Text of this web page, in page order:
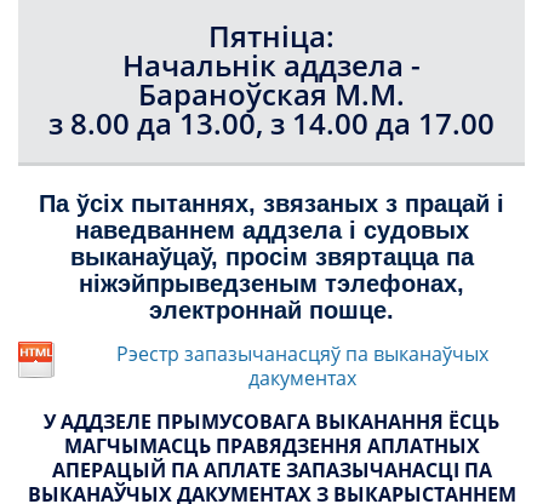
Пятніца:
Начальнік аддзела -
Бараноўская М.М.
з 8.00 да 13.00, з 14.00 да 17.00
Па ўсіх пытаннях, звязаных з працай і
наведваннем аддзела і судовых
выканаўцаў, просім звяртацца па
ніжэйпрыведзеным тэлефонах,
электроннай пошце.
Рэестр запазычанасцяў па выканаўчых
дакументах
У АДДЗЕЛЕ ПРЫМУСОВАГА ВЫКАНАННЯ ЁСЦЬ
МАГЧЫМАСЦЬ ПРАВЯДЗЕННЯ АПЛАТНЫХ
АПЕРАЦЫЙ ПА АПЛАТЕ ЗАПАЗЫЧАНАСЦІ ПА
ВЫКАНАЎЧЫХ ДАКУМЕНТАХ З ВЫКАРЫСТАННЕМ